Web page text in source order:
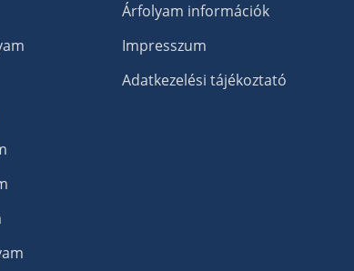
Árfolyam információk
Impresszum
Adatkezelési tájékoztató